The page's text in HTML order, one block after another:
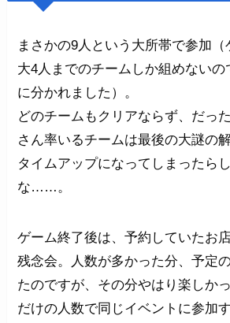
まさかの9人という大所帯で参加
大4人までのチームしか組めないの
に分かれました）。
どのチームもクリアならず、だっ
さん率いるチームは最後の大謎の
タイムアップになってしまったら
な……。
ゲーム終了後は、予約していたお
残念会。人数が多かった分、予定
たのですが、その分やはり楽しか
だけの人数で同じイベントに参加